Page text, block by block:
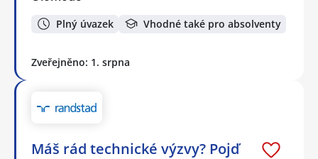
Plný úvazek Vhodné také pro absolventy
Zveřejněno: 1. srpna
Máš rád technické výzvy? Pojď